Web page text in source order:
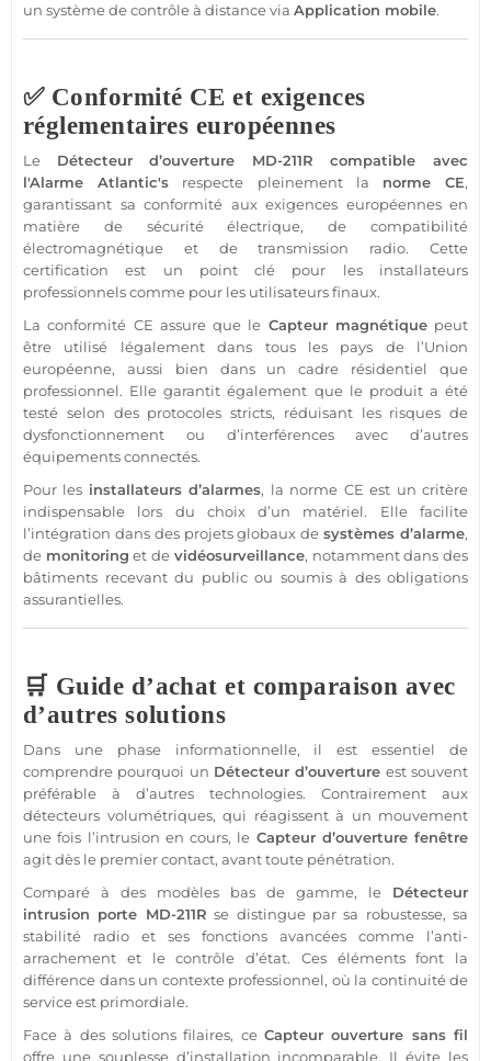
un systèmede contrôle à distance via Application mobile.
✅ Conformité CE et exigences
réglementaires européennes
Le Détecteurd’ouverture MD-211R compatible avec
l'Alarme Atlantic's respecte pleinement la norme CE,
garantissant sa conformité aux exigences européennes en
matière de sécuritéélectrique, de compatibilité
électromagnétique et detransmission radio. Cette
certification est un point clé pour les installateurs
professionnels comme pour les utilisateurs finaux.
La conformité CE assure que le Capteurmagnétiquepeut
être utilisé légalement dans tous les pays de l’Union
européenne, aussi bien dans un cadre résidentiel que
professionnel. Elle garantit également que le produit a été
testé selon des protocoles stricts, réduisant les risques de
dysfonctionnement ou d’interférences avec d’autres
équipements connectés.
Pour les installateurs d’alarmes, la norme CE est un critère
indispensable lors du choix d’un matériel. Elle facilite
l’intégration dans des projets globaux desystèmes d’alarme,
de monitoring et de vidéosurveillance, notamment dans des
bâtiments recevant du public ou soumis à des obligations
assurantielles.
🛒 Guide d’achat et comparaison avec
d’autres solutions
Dans une phase informationnelle, il est essentiel de
comprendre pourquoi un Détecteur d’ouverture est souvent
préférable à d’autres technologies. Contrairement aux
détecteurs volumétriques, qui réagissent à un mouvement
une fois l’intrusion en cours, le Capteurd’ouverture fenêtre
agit dès le premiercontact, avant toute pénétration.
Comparé à des modèles bas de gamme, le Détecteur
intrusion porte MD-211R se distingue par sa robustesse, sa
stabilité radio et ses fonctions avancées comme l’anti-
arrachement et le contrôle d’état. Ces éléments font la
différence dans un contexte professionnel, où la continuité de
service est primordiale.
Face à des solutions filaires, ce Capteur ouverture sans fil
offre une souplesse d’installation incomparable. Il évite les